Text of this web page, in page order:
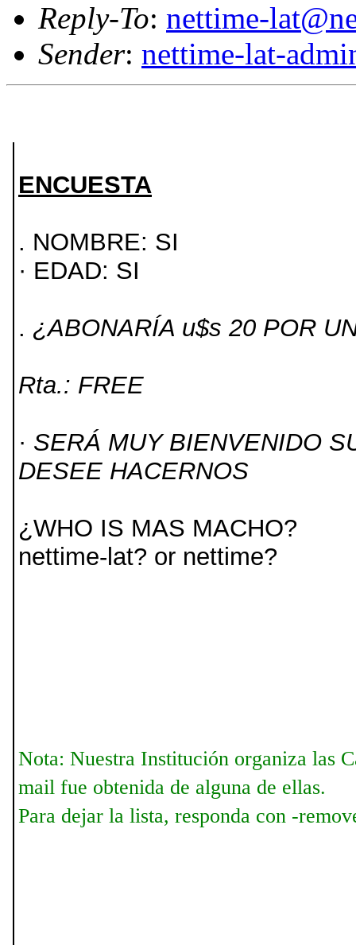
Reply-To: nettime-
Sender: nettime-lat-
ENCUESTA
. NOMBRE: SI
· EDAD: SI
. ¿ABONARÍA u$s 20 POR
Rta.: FREE
· SERÁ MUY BIENVENIDO
DESEE HACERNOS
¿WHO IS MAS MACHO?
nettime-lat? or nettime?
Nota: Nuestra Institución organiza las
mail fue obtenida de alguna de ellas.
Para dejar la lista, responda con -